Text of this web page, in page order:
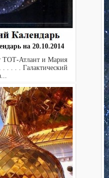
на 20.10.2014
ТОТ-Атлант и Мария
. . . . Галактический